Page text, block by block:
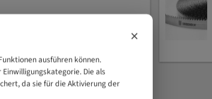
×
ausführen können.
Die als
da sie für die Aktivierung der